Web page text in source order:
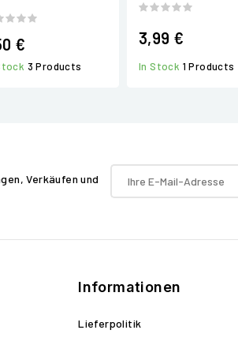
€
3 Products
3,99 €
In Stock 1 Products
Verkäufen und
Informationen
Lieferpolitik